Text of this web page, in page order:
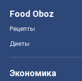
Food Oboz
Рецепты
Диеты
Экономика